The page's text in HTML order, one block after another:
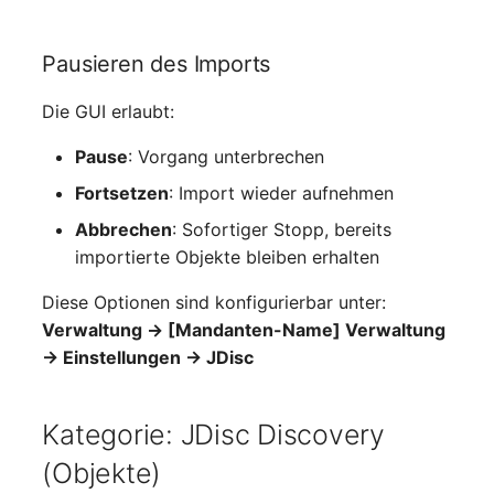
Virtuelle Switche
Virtueller Host (Root)
WAN-Verbindung
Zugewiesene
Pausieren des Imports
Die GUI erlaubt:
Pause: Vorgang unterbrechen
Fortsetzen: Import wieder aufnehmen
Abbrechen: Sofortiger Stopp, bereits
importierte Objekte bleiben erhalten
Diese Optionen sind konfigurierbar unter:
Verwaltung → [Mandanten-Name] Verwaltung
→ Einstellungen → JDisc
Kategorie: JDisc Discovery
(Objekte)